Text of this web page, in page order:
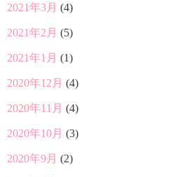
2021年3月 (4)
2021年2月 (5)
2021年1月 (1)
2020年12月 (4)
2020年11月 (4)
2020年10月 (3)
2020年9月 (2)